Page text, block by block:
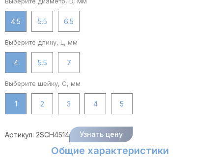
4.5 5.5 6.5
Выберите длину, L, мм
4 5.5 7
Выберите шейку, C, мм
1 2 3 4 5
Артикул: 2SCH4514 Узнать цену
Общие характеристики